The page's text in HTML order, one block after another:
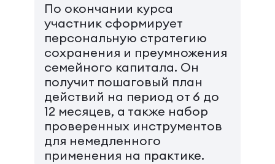
По окончании курса
участник сформирует
персональную стратегию
сохранения и преумножения
семейного капитала. Он
получит пошаговый план
действий на период от 6 до
12 месяцев, а также набор
проверенных инструментов
для немедленного
применения на практике.